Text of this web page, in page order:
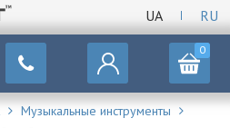
UA RU
0
Музыкальные инструменты